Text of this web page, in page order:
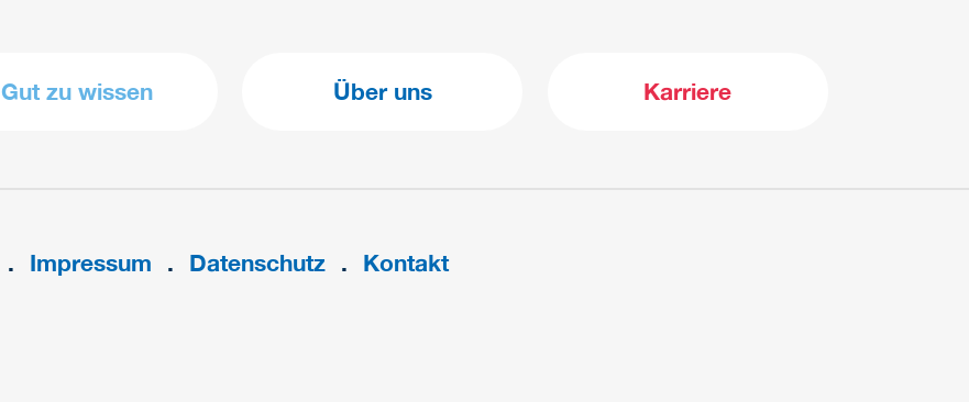
Gut zu wissen Über uns Karriere
Impressum Datenschutz Kontakt